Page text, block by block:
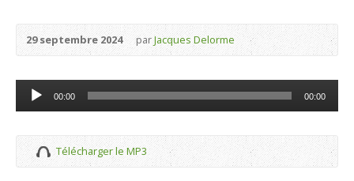
29 septembre 2024 parJacques Delorme
Lecteur
audio
00:00 00:00
Télécharger le MP3